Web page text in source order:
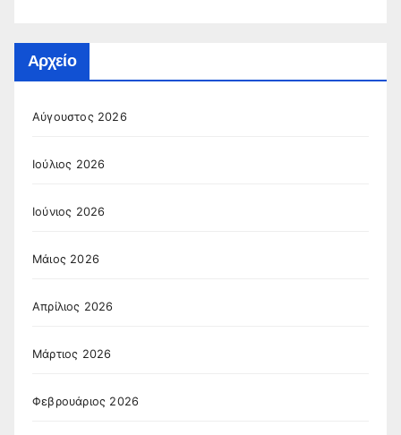
Αρχείο
Αύγουστος 2026
Ιούλιος 2026
Ιούνιος 2026
Μάιος 2026
Απρίλιος 2026
Μάρτιος 2026
Φεβρουάριος 2026